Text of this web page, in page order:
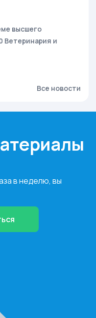
высшего
Ветеринария и
Все новости
в неделю, вы